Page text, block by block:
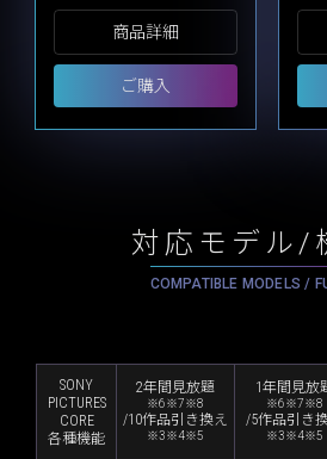
商品詳細
ご購入
対応モデル/
COMPATIBLE MODELS /
SONY
PICTURES
CORE
各種機能
SONY
PICTURES
CORE
各種機能
2年間見放題
※6※7※8
/10作品引き換え
※3※4※5
1年間見放
※6※7※8
/5作品引き
※3※4※5